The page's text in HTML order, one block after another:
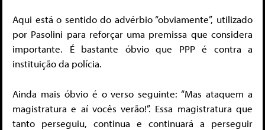
Aqui está o sentido do advérbio “obviamente”, utilizado
por Pasolini para reforçar uma premissa que considera
importante. É bastante óbvio que PPP é contra a
instituição da polícia.
Ainda mais óbvio é o verso seguinte: “Mas ataquem a
magistratura e aí vocês verão!”. Essa magistratura que
tanto perseguiu, continua e continuará a perseguir